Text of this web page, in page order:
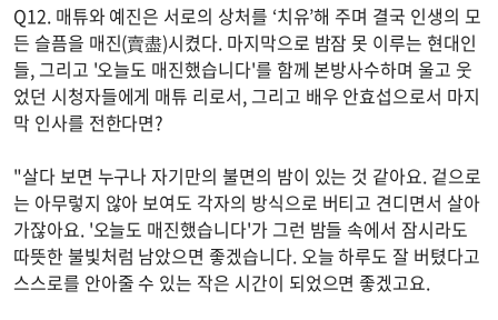
Q12. 매튜와 예진은 서로의 상처를 ‘치유’해 주며 결국 인생의 모
든 슬픔을 매진(賣盡)시켰다. 마지막으로 밤잠 못 이루는 현대인
들, 그리고 '오늘도 매진했습니다'를 함께 본방사수하며 울고 웃
었던 시청자들에게 매튜 리로서, 그리고 배우 안효섭으로서 마지
막 인사를 전한다면?
"살다 보면 누구나 자기만의 불면의 밤이 있는 것 같아요. 겉으로
는 아무렇지 않아 보여도 각자의 방식으로 버티고 견디면서 살아
가잖아요. '오늘도 매진했습니다'가 그런 밤들 속에서 잠시라도
따뜻한 불빛처럼 남았으면 좋겠습니다. 오늘 하루도 잘 버텼다고
스스로를 안아줄 수 있는 작은 시간이 되었으면 좋겠고요.